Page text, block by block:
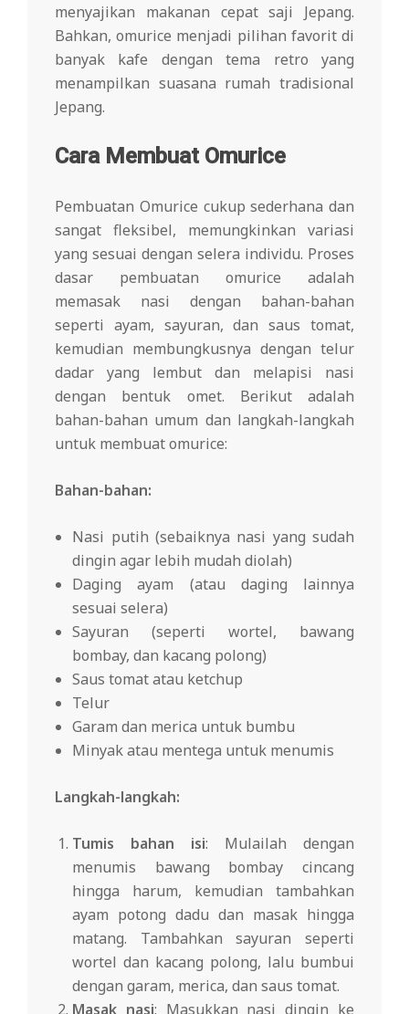
menyajikan makanan cepat saji Jepang.
Bahkan, omurice menjadi pilihan favorit di
banyak kafe dengan tema retro yang
menampilkan suasana rumah tradisional
Jepang.
Cara Membuat Omurice
Pembuatan Omurice cukup sederhana dan
sangat fleksibel, memungkinkan variasi
yang sesuai dengan selera individu. Proses
dasar pembuatan omurice adalah
memasak nasi dengan bahan-bahan
seperti ayam, sayuran, dan saus tomat,
kemudian membungkusnya dengan telur
dadar yang lembut dan melapisi nasi
dengan bentuk omet. Berikut adalah
bahan-bahan umum dan langkah-langkah
untuk membuat omurice:
Bahan-bahan:
Nasi putih (sebaiknya nasi yang sudah
dingin agar lebih mudah diolah)
Daging ayam (atau daging lainnya
sesuai selera)
Sayuran (seperti wortel, bawang
bombay, dan kacang polong)
Saus tomat atau ketchup
Telur
Garam dan merica untuk bumbu
Minyak atau mentega untuk menumis
Langkah-langkah:
Tumis bahan isi: Mulailah dengan
menumis bawang bombay cincang
hingga harum, kemudian tambahkan
ayam potong dadu dan masak hingga
matang. Tambahkan sayuran seperti
wortel dan kacang polong, lalu bumbui
dengan garam, merica, dan saus tomat.
Masak nasi: Masukkan nasi dingin ke